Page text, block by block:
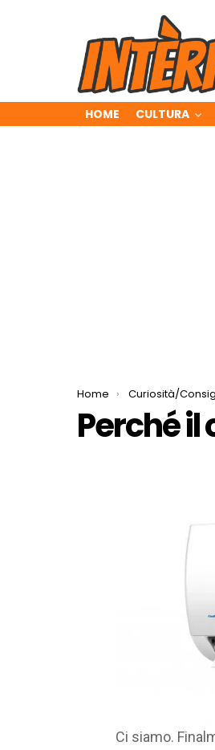
HOME CULTURA
You are here:
Home Curiosità/
Perché
Ci siamo.